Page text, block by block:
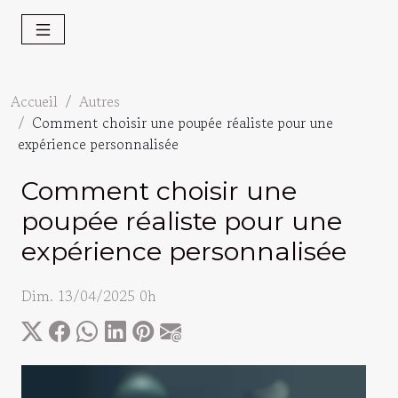
Accueil
Autres
Comment choisir une poupée réaliste pour une
expérience personnalisée
Comment choisir une
poupée réaliste pour une
expérience personnalisée
Dim. 13/04/2025 0h